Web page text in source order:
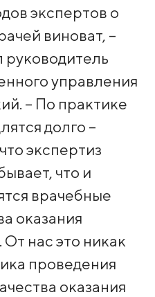
экспертов о
виноват, –
управления
– По практике
долго –
экспертиз
что и
врачебные
оказания
нас это никак
проведения
оказания